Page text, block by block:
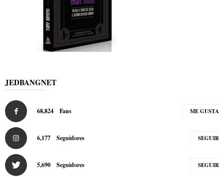
JEDBANGNET
68,824 Fans ME GUSTA
6,177 Seguidores SEGUIR
5,690 Seguidores SEGUIR